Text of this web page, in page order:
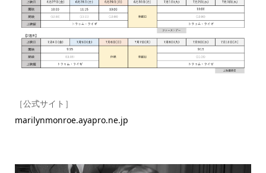
［公式サイト］
marilynmonroe.ayapro.ne.jp